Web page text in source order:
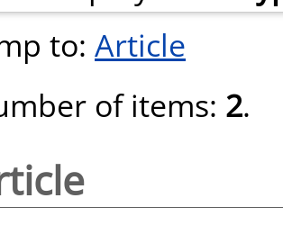
to: Article
of items: 2.